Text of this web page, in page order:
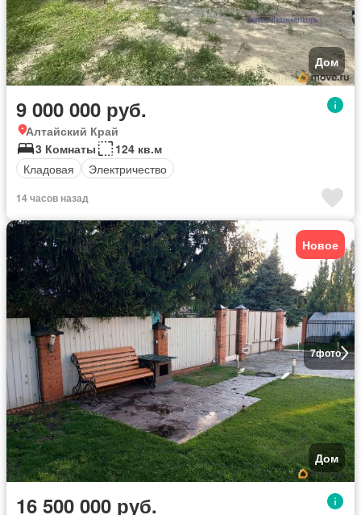
Дом
9 000 000 руб.
Алтайский Край
3 Комнаты
124 кв.м
Кладовая
Электричество
14 часов назад
7фото
Новое
Дом
16 500 000 руб.